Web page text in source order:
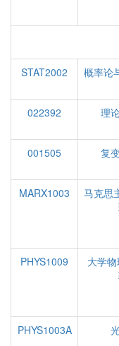
STAT2002 概率论
022392
理
001505
复
MARX1003
马克思
PHYS1009
大学
PHYS1003A